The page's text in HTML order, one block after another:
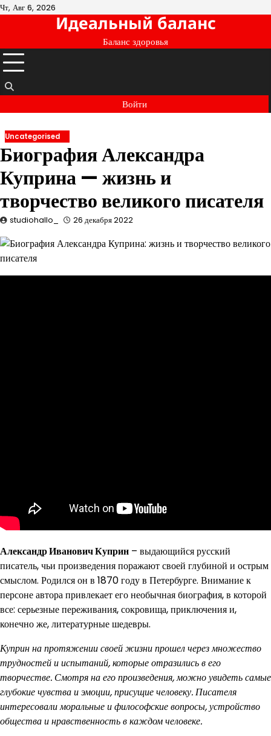
Перейти
Чт, Авг 6, 2026
Идеальный баланс
Баланс здоровья
Войти
Uncategorised
Биография Александра
Куприна — жизнь и
творчество великого писателя
studiohallo_ 26 декабря 2022
Александр Иванович Куприн – выдающийся русский
писатель, чьи произведения поражают своей глубиной и острым
смыслом. Родился он в 1870 году в Петербурге. Внимание к
персоне автора привлекает его необычная биография, в которой
все: серьезные переживания, сокровища, приключения и,
конечно же, литературные шедевры.
Куприн на протяжении своей жизни прошел через множество
трудностей и испытаний, которые отразились в его
творчестве. Смотря на его произведения, можно увидеть самые
глубокие чувства и эмоции, присущие человеку. Писателя
интересовали моральные и философские вопросы, устройство
общества и нравственность в каждом человеке.